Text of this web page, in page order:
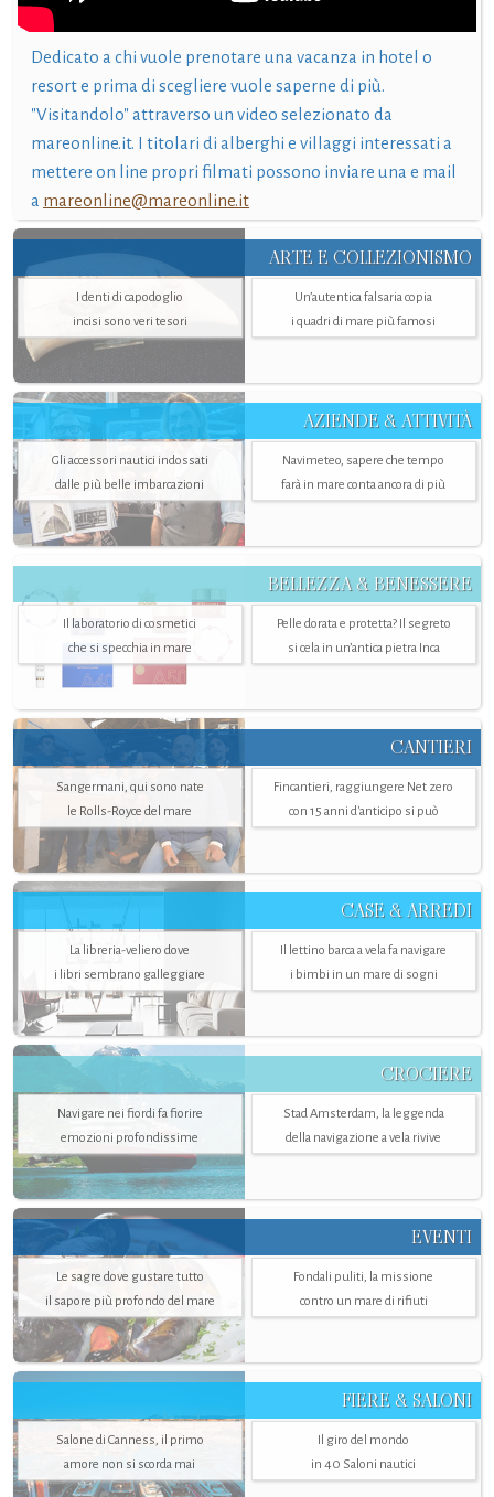
Dedicato a chi vuole prenotare una vacanza in hotel o
resort e prima di scegliere vuole saperne di più.
"Visitandolo" attraverso un video selezionato da
mareonline.it. I titolari di alberghi e villaggi interessati a
mettere on line propri filmati possono inviare una e mail
a mareonline@mareonline.it
ARTE E COLLEZIONISMO
I denti di capodoglio
incisi sono veri tesori
Un’autentica falsaria copia
i quadri di mare più famosi
AZIENDE & ATTIVITÀ
Gli accessori nautici indossati
dalle più belle imbarcazioni
Navimeteo, sapere che tempo
farà in mare conta ancora di più
BELLEZZA & BENESSERE
Il laboratorio di cosmetici
che si specchia in mare
Pelle dorata e protetta? Il segreto
si cela in un’antica pietra Inca
CANTIERI
Sangermani, qui sono nate
le Rolls-Royce del mare
Fincantieri, raggiungere Net zero
con 15 anni d'anticipo si può
CASE & ARREDI
La libreria-veliero dove
i libri sembrano galleggiare
Il lettino barca a vela fa navigare
i bimbi in un mare di sogni
CROCIERE
Navigare nei fiordi fa fiorire
emozioni profondissime
Stad Amsterdam, la leggenda
della navigazione a vela rivive
EVENTI
Le sagre dove gustare tutto
il sapore più profondo del mare
Fondali puliti, la missione
contro un mare di rifiuti
FIERE & SALONI
Salone di Canness, il primo
amore non si scorda mai
Il giro del mondo
in 40 Saloni nautici